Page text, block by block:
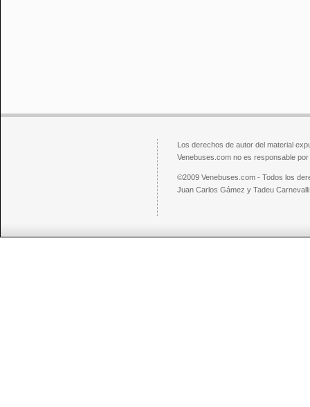
Los derechos de autor del material
Venebuses.com no es responsable
©2009 Venebuses.com - Todos los
Juan Carlos Gámez y Tadeu Carnevalli